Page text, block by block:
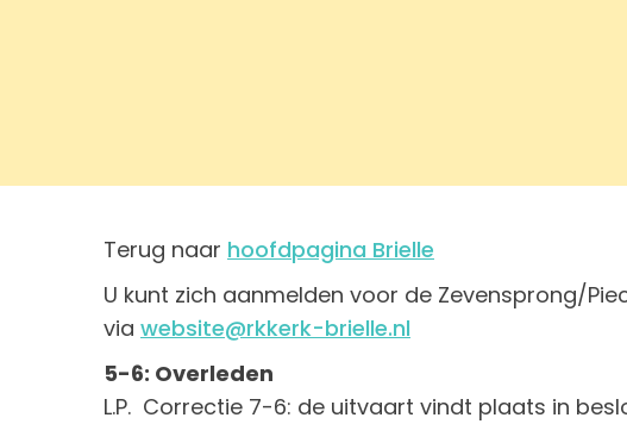
Terug naar hoofdpagina Brielle
U kunt zich aanmelden voor de Zevensprong/
via website@rkkerk-brielle.nl
5-6: Overleden
L.P. Correctie 7-6: de uitvaart vindt plaats in